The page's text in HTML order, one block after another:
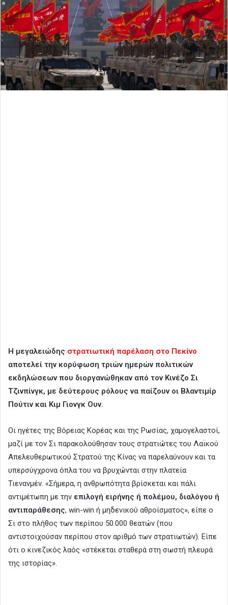
Η μεγαλειώδης στρατιωτική παρέλαση στο Πεκίνο
αποτελεί την κορύφωση τριών ημερών πολιτικών
εκδηλώσεων που διοργανώθηκαν από τον Κινέζο Σι
Τζινπίνγκ, με δεύτερους ρόλους να παίζουν οι Βλαντιμίρ
Πούτιν και Κιμ Γιονγκ Ουν.
Οι ηγέτες της Βόρειας Κορέας και της Ρωσίας, χαμογελαστοί,
μαζί με τον Σι παρακολούθησαν τους στρατιώτες του Λαϊκού
Απελευθερωτικού Στρατού της Κίνας να παρελαύνουν και τα
υπερσύγχρονα όπλα του να βρυχώνται στην πλατεία
Τιενανμέν. «Σήμερα, η ανθρωπότητα βρίσκεται και πάλι
αντιμέτωπη με την επιλογή ειρήνης ή πολέμου, διαλόγου ή
αντιπαράθεσης, win-win ή μηδενικού αθροίσματος», είπε ο
Σι στο πλήθος των περίπου 50.000 θεατών (που
αντιστοιχούσαν περίπου στον αριθμό των στρατιωτών). Είπε
ότι ο κινεζικός λαός «στέκεται σταθερά στη σωστή πλευρά
της ιστορίας».